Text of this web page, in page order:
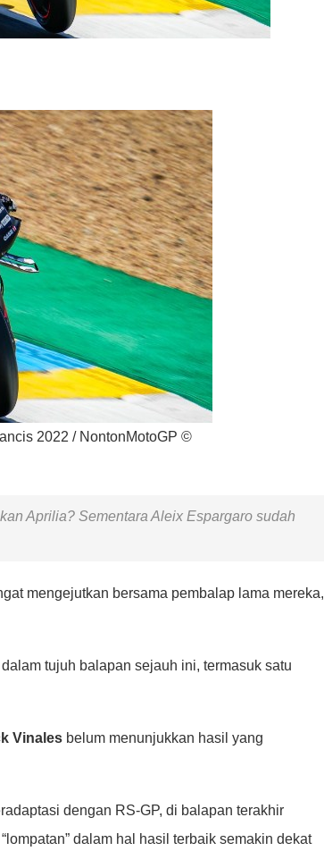
2022 / NontonMotoGP ©
Aprilia? Sementara Aleix Espargaro sudah
mengejutkan bersama pembalap lama mereka,
tujuh balapan sejauh ini, termasuk satu
Vinales belum menunjukkan hasil yang
dengan RS-GP, di balapan terakhir
dalam hal hasil terbaik semakin dekat